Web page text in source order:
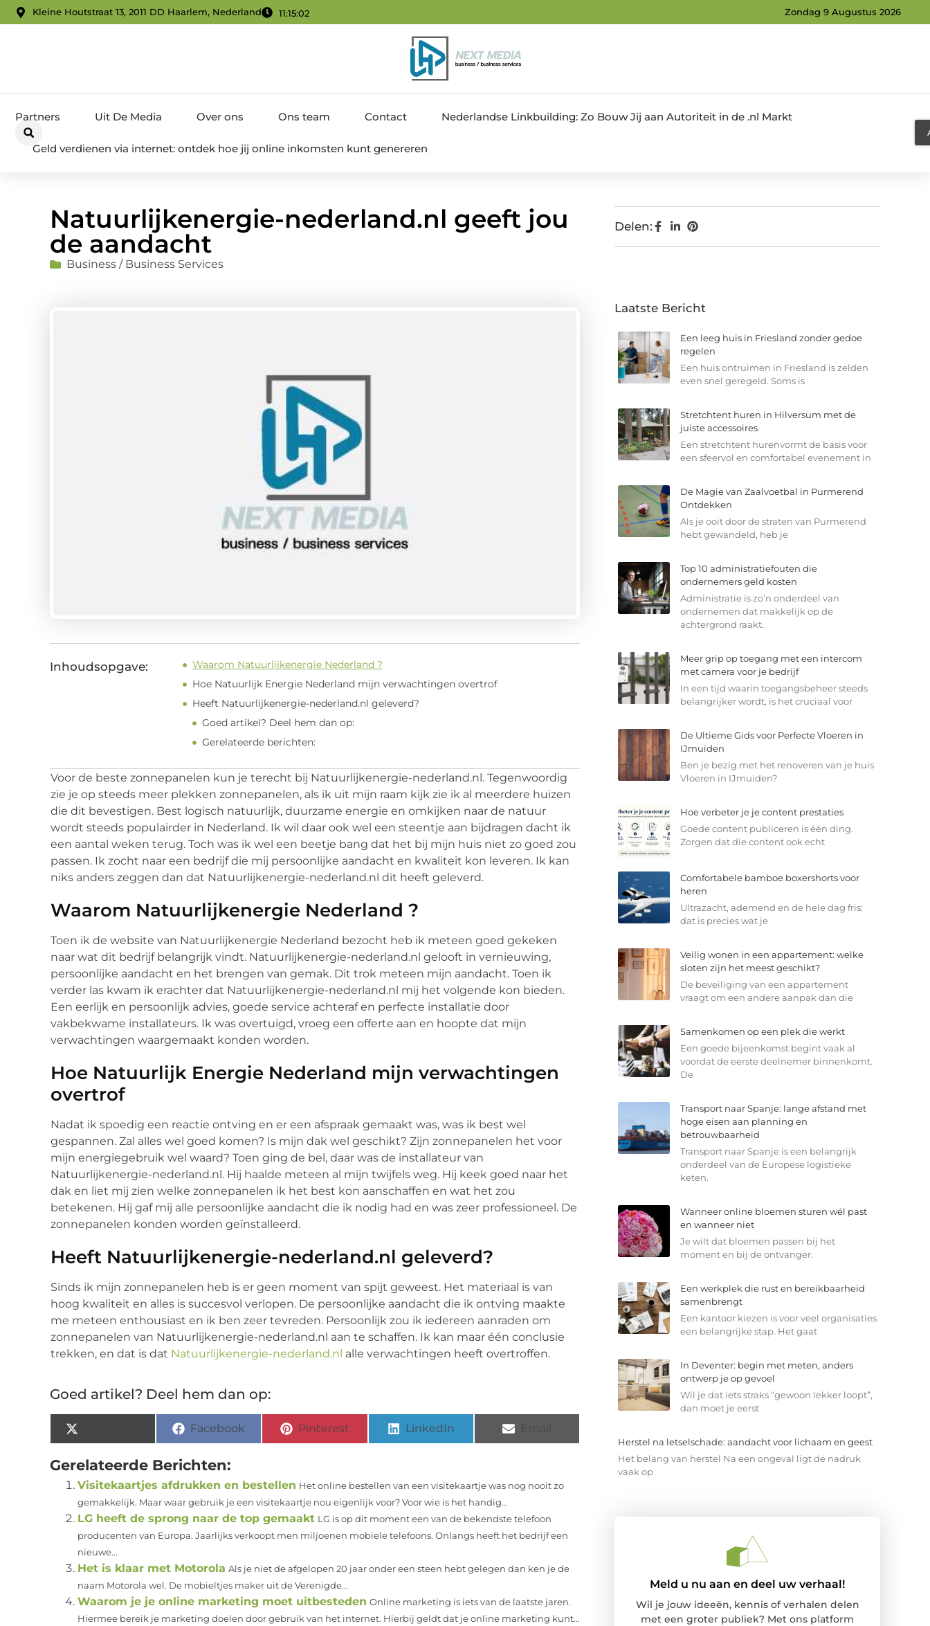
Kleine Houtstraat 13, 2011 DD Haarlem, Nederland 11:15:04 Zondag 9 Augustus 2026
Partners Uit De Media Over ons Ons team Contact Nederlandse Linkbuilding: Zo Bouw Jij aan Autoriteit in de .nl Markt
Geld verdienen via internet: ontdek hoe jij online inkomsten kunt genereren
Natuurlijkenergie-nederland.nl geeft jou
de aandacht
Business / Business Services
Inhoudsopgave:
Waarom Natuurlijkenergie Nederland ?
Hoe Natuurlijk Energie Nederland mijn verwachtingen overtrof
Heeft Natuurlijkenergie-nederland.nl geleverd?
Goed artikel? Deel hem dan op:
Gerelateerde berichten:
Voor de beste zonnepanelen kun je terecht bij Natuurlijkenergie-nederland.nl. Tegenwoordig
zie je op steeds meer plekken zonnepanelen, als ik uit mijn raam kijk zie ik al meerdere huizen
die dit bevestigen. Best logisch natuurlijk, duurzame energie en omkijken naar de natuur
wordt steeds populairder in Nederland. Ik wil daar ook wel een steentje aan bijdragen dacht ik
een aantal weken terug. Toch was ik wel een beetje bang dat het bij mijn huis niet zo goed zou
passen. Ik zocht naar een bedrijf die mij persoonlijke aandacht en kwaliteit kon leveren. Ik kan
niks anders zeggen dan dat Natuurlijkenergie-nederland.nl dit heeft geleverd.
Waarom Natuurlijkenergie Nederland ?
Toen ik de website van Natuurlijkenergie Nederland bezocht heb ik meteen goed gekeken
naar wat dit bedrijf belangrijk vindt. Natuurlijkenergie-nederland.nl gelooft in vernieuwing,
persoonlijke aandacht en het brengen van gemak. Dit trok meteen mijn aandacht. Toen ik
verder las kwam ik erachter dat Natuurlijkenergie-nederland.nl mij het volgende kon bieden.
Een eerlijk en persoonlijk advies, goede service achteraf en perfecte installatie door
vakbekwame installateurs. Ik was overtuigd, vroeg een offerte aan en hoopte dat mijn
verwachtingen waargemaakt konden worden.
Hoe Natuurlijk Energie Nederland mijn verwachtingen
overtrof
Nadat ik spoedig een reactie ontving en er een afspraak gemaakt was, was ik best wel
gespannen. Zal alles wel goed komen? Is mijn dak wel geschikt? Zijn zonnepanelen het voor
mijn energiegebruik wel waard? Toen ging de bel, daar was de installateur van
Natuurlijkenergie-nederland.nl. Hij haalde meteen al mijn twijfels weg. Hij keek goed naar het
dak en liet mij zien welke zonnepanelen ik het best kon aanschaffen en wat het zou
betekenen. Hij gaf mij alle persoonlijke aandacht die ik nodig had en was zeer professioneel. De
zonnepanelen konden worden geïnstalleerd.
Heeft Natuurlijkenergie-nederland.nl geleverd?
Sinds ik mijn zonnepanelen heb is er geen moment van spijt geweest. Het materiaal is van
hoog kwaliteit en alles is succesvol verlopen. De persoonlijke aandacht die ik ontving maakte
me meteen enthousiast en ik ben zeer tevreden. Persoonlijk zou ik iedereen aanraden om
zonnepanelen van Natuurlijkenergie-nederland.nl aan te schaffen. Ik kan maar één conclusie
trekken, en dat is dat Natuurlijkenergie-nederland.nl alle verwachtingen heeft overtroffen.
Goed artikel? Deel hem dan op:
Facebook Pinterest LinkedIn
Gerelateerde Berichten:
Visitekaartjes afdrukken en bestellen Het online bestellen van een visitekaartje was nog nooit zo
gemakkelijk. Maar waar gebruik je een visitekaartje nou eigenlijk voor? Voor wie is het handig...
LG heeft de sprong naar de top gemaakt LG is op dit moment een van de bekendste telefoon
producenten van Europa. Jaarlijks verkoopt men miljoenen mobiele telefoons. Onlangs heeft het bedrijf een
nieuwe...
Het is klaar met Motorola Als je niet de afgelopen 20 jaar onder een steen hebt gelegen dan ken je de
naam Motorola wel. De mobieltjes maker uit de Verenigde...
Waarom je je online marketing moet uitbesteden Online marketing is iets van de laatste jaren.
Hiermee bereik je marketing doelen door gebruik van het internet. Hierbij geldt dat je online marketing kunt...
Delen:
Laatste Bericht
Een leeg huis in Friesland zonder gedoe
regelen
Een huis ontruimen in Friesland is zelden
even snel geregeld. Soms is
Stretchtent huren in Hilversum met de
juiste accessoires
Een stretchtent hurenvormt de basis voor
een sfeervol en comfortabel evenement in
De Magie van Zaalvoetbal in Purmerend
Ontdekken
Als je ooit door de straten van Purmerend
hebt gewandeld, heb je
Top 10 administratiefouten die
ondernemers geld kosten
Administratie is zo’n onderdeel van
ondernemen dat makkelijk op de
achtergrond raakt.
Meer grip op toegang met een intercom
met camera voor je bedrijf
In een tijd waarin toegangsbeheer steeds
belangrijker wordt, is het cruciaal voor
De Ultieme Gids voor Perfecte Vloeren in
IJmuiden
Ben je bezig met het renoveren van je huis
Vloeren in IJmuiden?
Hoe verbeter je je content prestaties
Goede content publiceren is één ding.
Zorgen dat die content ook echt
Comfortabele bamboe boxershorts voor
heren
Ultrazacht, ademend en de hele dag fris:
dat is precies wat je
Veilig wonen in een appartement: welke
sloten zijn het meest geschikt?
De beveiliging van een appartement
vraagt om een andere aanpak dan die
Samenkomen op een plek die werkt
Een goede bijeenkomst begint vaak al
voordat de eerste deelnemer binnenkomt.
De
Transport naar Spanje: lange afstand met
hoge eisen aan planning en
betrouwbaarheid
Transport naar Spanje is een belangrijk
onderdeel van de Europese logistieke
keten.
Wanneer online bloemen sturen wél past
en wanneer niet
Je wilt dat bloemen passen bij het
moment en bij de ontvanger.
Een werkplek die rust en bereikbaarheid
samenbrengt
Een kantoor kiezen is voor veel organisaties
een belangrijke stap. Het gaat
In Deventer: begin met meten, anders
ontwerp je op gevoel
Wil je dat iets straks “gewoon lekker loopt”,
dan moet je eerst
Herstel na letselschade: aandacht voor lichaam en geest
Het belang van herstel Na een ongeval ligt de nadruk
vaak op
Meld u nu aan en deel uw verhaal!
Wil je jouw ideeën, kennis of verhalen delen
met een groter publiek? Met ons platform